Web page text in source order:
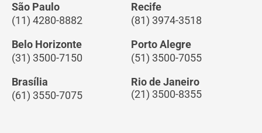
São Paulo
(11) 4280-8882
Recife
(81) 3974-3518
Belo Horizonte
(31) 3500-7150
Porto Alegre
(51) 3500-7055
Brasília
(61) 3550-7075
Rio de Janeiro
(21) 3500-8355